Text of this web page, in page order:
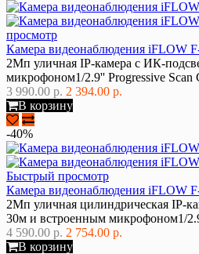
просмотр
Камера видеонаблюдения iFLOW
2Мп уличная IP-камера с ИК-
микрофоном1/2.9'' Progressive Scan
3 990.00 р. 2 394.00 р.
В корзину
-40%
Быстрый просмотр
Камера видеонаблюдения iFLOW
2Мп уличная цилиндрическая IP-
30м и встроенным микрофоном1/
4 590.00 р. 2 754.00 р.
В корзину